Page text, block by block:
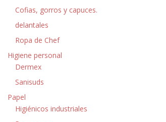
Cofias, gorros y capuces.
delantales
Ropa de Chef
Higiene personal
Dermex
Sanisuds
Papel
Higiénicos industriales